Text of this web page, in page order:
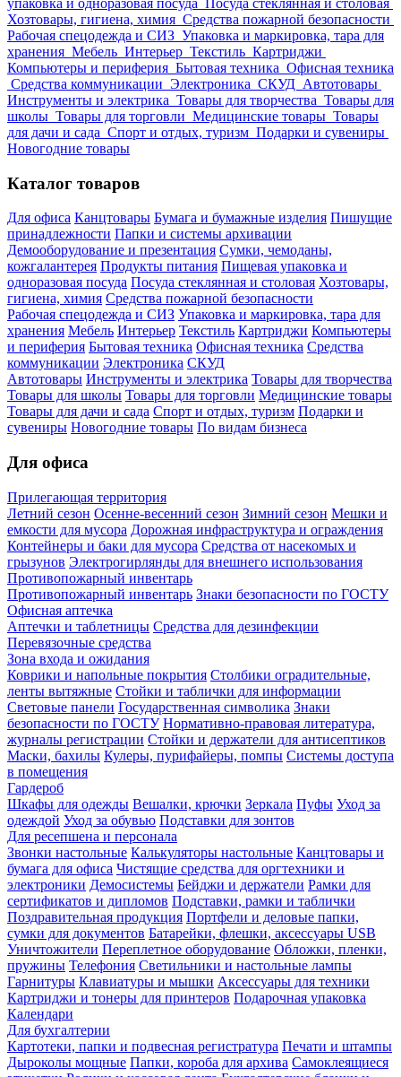
упаковка и одноразовая посуда Посуда стеклянная и столовая
Хозтовары, гигиена, химия Средства пожарной безопасности
Рабочая спецодежда и СИЗ Упаковка и маркировка, тара для
хранения Мебель Интерьер Текстиль Картриджи
Компьютеры и периферия Бытовая техника Офисная техника
Средства коммуникации Электроника СКУД Автотовары
Инструменты и электрика Товары для творчества Товары для
школы Товары для торговли Медицинские товары Товары
для дачи и сада Спорт и отдых, туризм Подарки и сувениры
Новогодние товары
Каталог товаров
Для офиса Канцтовары Бумага и бумажные изделия Пишущие
принадлежности Папки и системы архивации
Демооборудование и презентация Сумки, чемоданы,
кожгалантерея Продукты питания Пищевая упаковка и
одноразовая посуда Посуда стеклянная и столовая Хозтовары,
гигиена, химия Средства пожарной безопасности
Рабочая спецодежда и СИЗ Упаковка и маркировка, тара для
хранения Мебель Интерьер Текстиль Картриджи Компьютеры
и периферия Бытовая техника Офисная техника Средства
коммуникации Электроника СКУД
Автотовары Инструменты и электрика Товары для творчества
Товары для школы Товары для торговли Медицинские товары
Товары для дачи и сада Спорт и отдых, туризм Подарки и
сувениры Новогодние товары По видам бизнеса
Для офиса
Прилегающая территория
Летний сезон Осенне-весенний сезон Зимний сезон Мешки и
емкости для мусора Дорожная инфраструктура и ограждения
Контейнеры и баки для мусора Средства от насекомых и
грызунов Электрогирлянды для внешнего использования
Противопожарный инвентарь
Противопожарный инвентарь Знаки безопасности по ГОСТУ
Офисная аптечка
Аптечки и таблетницы Средства для дезинфекции
Перевязочные средства
Зона входа и ожидания
Коврики и напольные покрытия Столбики оградительные,
ленты вытяжные Стойки и таблички для информации
Световые панели Государственная символика Знаки
безопасности по ГОСТУ Нормативно-правовая литература,
журналы регистрации Стойки и держатели для антисептиков
Маски, бахилы Кулеры, пурифайеры, помпы Системы доступа
в помещения
Гардероб
Шкафы для одежды Вешалки, крючки Зеркала Пуфы Уход за
одеждой Уход за обувью Подставки для зонтов
Для ресепшена и персонала
Звонки настольные Калькуляторы настольные Канцтовары и
бумага для офиса Чистящие средства для оргтехники и
электроники Демосистемы Бейджи и держатели Рамки для
сертификатов и дипломов Подставки, рамки и таблички
Поздравительная продукция Портфели и деловые папки,
сумки для документов Батарейки, флешки, аксессуары USB
Уничтожители Переплетное оборудование Обложки, пленки,
пружины Телефония Светильники и настольные лампы
Гарнитуры Клавиатуры и мышки Аксессуары для техники
Картриджи и тонеры для принтеров Подарочная упаковка
Календари
Для бухгалтерии
Картотеки, папки и подвесная регистратура Печати и штампы
Дыроколы мощные Папки, короба для архива Самоклеящиеся